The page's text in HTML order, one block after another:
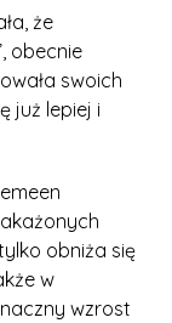
że
obecnie
swoich
już lepiej i
obniża się
w
wzrost